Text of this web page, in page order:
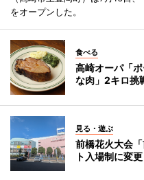
をオープンした。
食べる
高崎オーパ「
な肉」2キロ挑
見る・遊ぶ
前橋花火大会
ト入場制に変更